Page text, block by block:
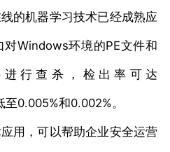
的机器学习技术已经成熟应
Windows环境的PE文件和
进行查杀，检出率可达
0.005%和0.002%。
用，可以帮助企业安全运营